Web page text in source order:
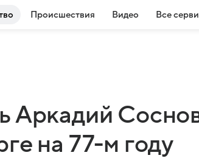
Происшествия Видео Все
Аркадий
на 77-м году